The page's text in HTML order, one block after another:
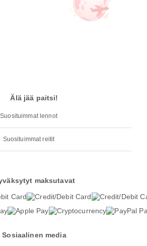
Älä jää paitsi!
Suosituimmat lennot
Suosituimmat reitit
maksutavat
Sosiaalinen media